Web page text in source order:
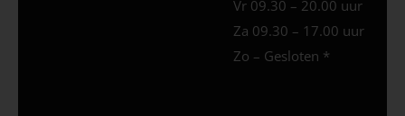
Vr 09.30 – 20.00 uur
Za 09.30 – 17.00 uur
Zo – Gesloten *